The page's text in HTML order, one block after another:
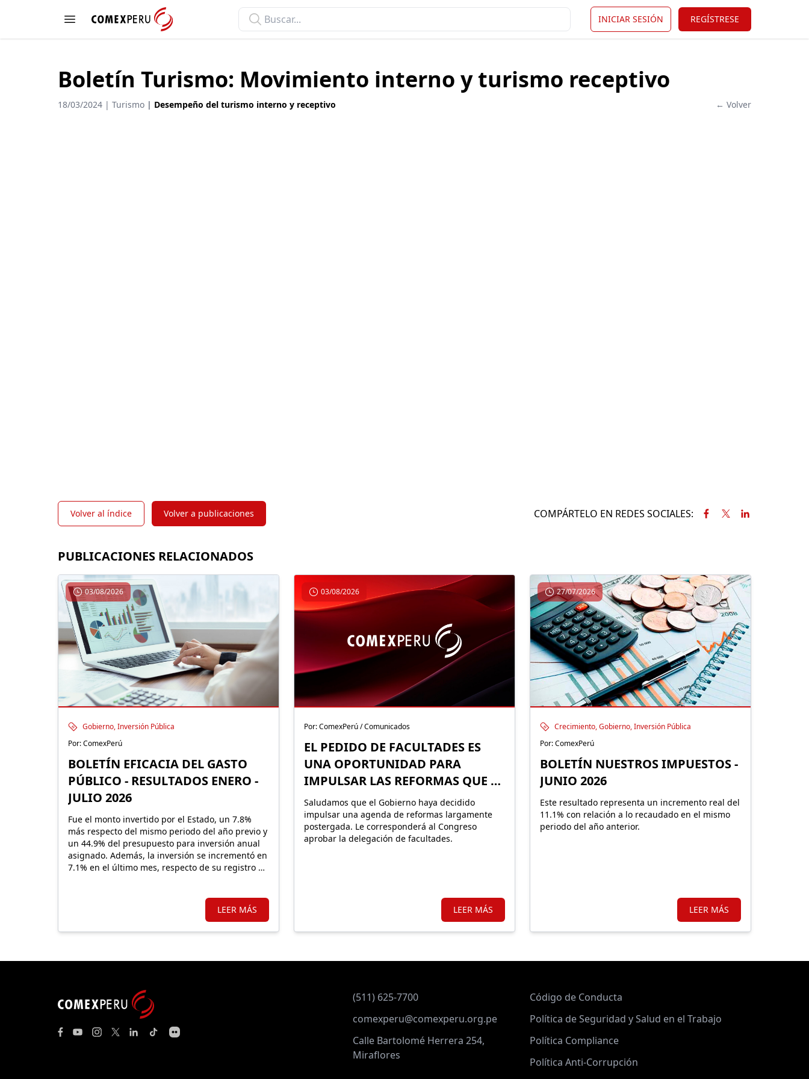
Open menu
ComexPerú INICIAR SESIÓN REGÍSTRESE
Boletín Turismo: Movimiento interno y turismo receptivo
18/03/2024 | Turismo | Desempeño del turismo interno y receptivo ← Volver
Volver al índice Volver a publicaciones COMPÁRTELO EN REDES SOCIALES:
PUBLICACIONES RELACIONADOS
03/08/2026
Gobierno, Inversión Pública
Por: ComexPerú
BOLETÍN EFICACIA DEL GASTO
PÚBLICO - RESULTADOS ENERO -
JULIO 2026
Fue el monto invertido por el Estado, un 7.8%
más respecto del mismo periodo del año previo y
un 44.9% del presupuesto para inversión anual
asignado. Además, la inversión se incrementó en
7.1% en el último mes, respecto de su registro de
LEER MÁS
03/08/2026
Por: ComexPerú / Comunicados
EL PEDIDO DE FACULTADES ES
UNA OPORTUNIDAD PARA
IMPULSAR LAS REFORMAS QUE EL
PERÚ NECESITA
Saludamos que el Gobierno haya decidido
impulsar una agenda de reformas largamente
postergada. Le corresponderá al Congreso
aprobar la delegación de facultades.
LEER MÁS
27/07/2026
Crecimiento, Gobierno, Inversión Pública
Por: ComexPerú
BOLETÍN NUESTROS IMPUESTOS -
JUNIO 2026
Este resultado representa un incremento real del
11.1% con relación a lo recaudado en el mismo
periodo del año anterior.
LEER MÁS
(511) 625-7700
comexperu@comexperu.org.pe
Calle Bartolomé Herrera 254,
Miraflores
Código de Conducta
Política de Seguridad y Salud en el Trabajo
Política Compliance
Política Anti-Corrupción